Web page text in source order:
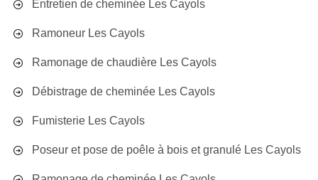
Entretien de cheminée Les Cayols
Ramoneur Les Cayols
Ramonage de chaudière Les Cayols
Débistrage de cheminée Les Cayols
Fumisterie Les Cayols
Poseur et pose de poêle à bois et granulé Les Cayols